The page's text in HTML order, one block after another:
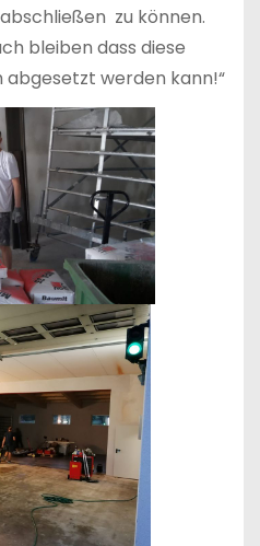
zu können.
bleiben dass diese
werden kann!“